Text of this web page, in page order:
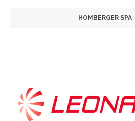
HOMBERGER SPA